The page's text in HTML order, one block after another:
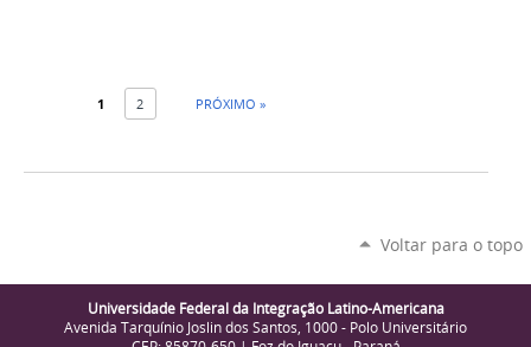
1 2 PRÓXIMO »
Voltar para o topo
Universidade Federal da Integração Latino-Americana
Avenida Tarquínio Joslin dos Santos, 1000 - Polo Universitário